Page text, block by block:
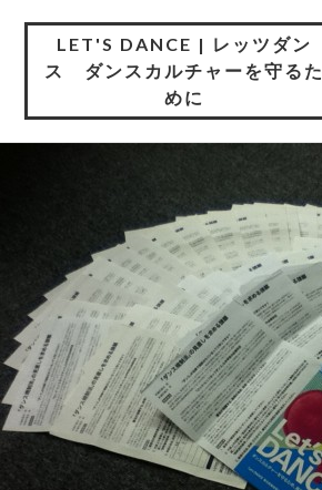
LET'S DANCE | レッツダン
ス ダンスカルチャーを守るた
めに